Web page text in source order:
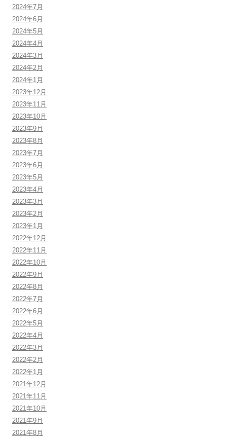
2024年7月
2024年6月
2024年5月
2024年4月
2024年3月
2024年2月
2024年1月
2023年12月
2023年11月
2023年10月
2023年9月
2023年8月
2023年7月
2023年6月
2023年5月
2023年4月
2023年3月
2023年2月
2023年1月
2022年12月
2022年11月
2022年10月
2022年9月
2022年8月
2022年7月
2022年6月
2022年5月
2022年4月
2022年3月
2022年2月
2022年1月
2021年12月
2021年11月
2021年10月
2021年9月
2021年8月